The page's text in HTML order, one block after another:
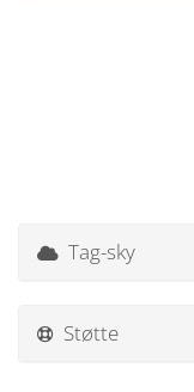
Tag-sky
Støtte